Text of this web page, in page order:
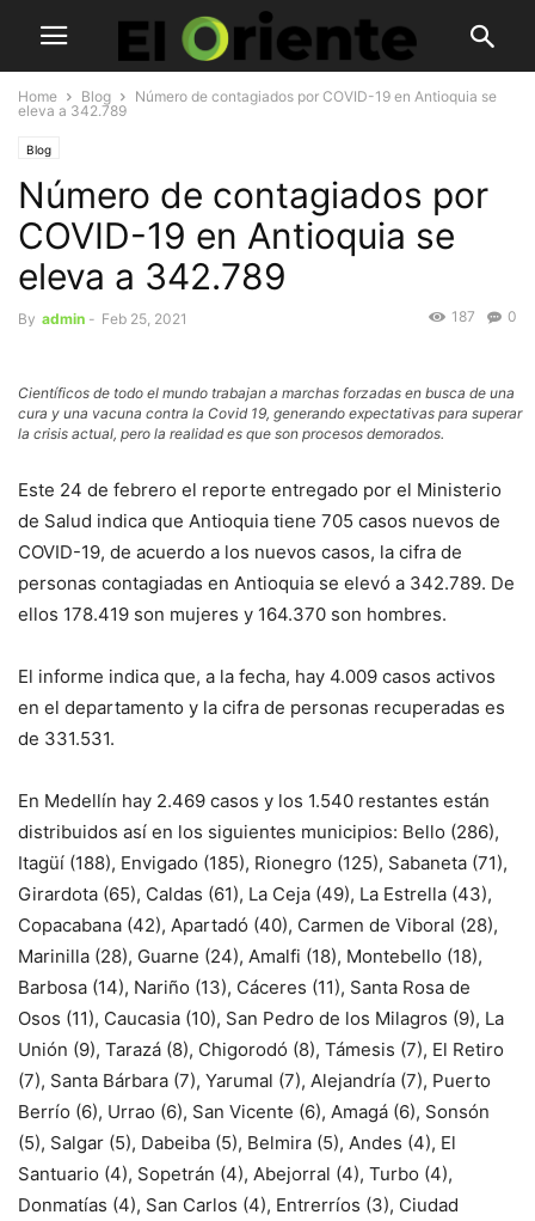
Home Blog
Número de contagiados por COVID-19 en Antioquia se
eleva a 342.789
Blog
Número de contagiados por
COVID-19 en Antioquia se
eleva a 342.789
By admin - Feb 25, 2021 0
187
Científicos de todo el mundo trabajan a marchas forzadas en busca de una
cura y una vacuna contra la Covid 19, generando expectativas para superar
la crisis actual, pero la realidad es que son procesos demorados.
Este 24 de febrero el reporte entregado por el Ministerio
de Salud indica que Antioquia tiene 705 casos nuevos de
COVID-19, de acuerdo a los nuevos casos, la cifra de
personas contagiadas en Antioquia se elevó a 342.789. De
ellos 178.419 son mujeres y 164.370 son hombres.
El informe indica que, a la fecha, hay 4.009 casos activos
en el departamento y la cifra de personas recuperadas es
de 331.531.
En Medellín hay 2.469 casos y los 1.540 restantes están
distribuidos así en los siguientes municipios: Bello (286),
Itagüí (188), Envigado (185), Rionegro (125), Sabaneta (71),
Girardota (65), Caldas (61), La Ceja (49), La Estrella (43),
Copacabana (42), Apartadó (40), Carmen de Viboral (28),
Marinilla (28), Guarne (24), Amalfi (18), Montebello (18),
Barbosa (14), Nariño (13), Cáceres (11), Santa Rosa de
Osos (11), Caucasia (10), San Pedro de los Milagros (9), La
Unión (9), Tarazá (8), Chigorodó (8), Támesis (7), El Retiro
(7), Santa Bárbara (7), Yarumal (7), Alejandría (7), Puerto
Berrío (6), Urrao (6), San Vicente (6), Amagá (6), Sonsón
(5), Salgar (5), Dabeiba (5), Belmira (5), Andes (4), El
Santuario (4), Sopetrán (4), Abejorral (4), Turbo (4),
Donmatías (4), San Carlos (4), Entrerríos (3), Ciudad